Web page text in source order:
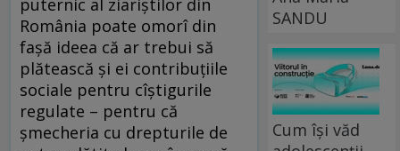
puternic al ziariştilor din
România poate omorî din
faşă ideea că ar trebui să
plătească şi ei contribuţiile
sociale pentru cîştigurile
regulate – pentru că
şmecheria cu drepturile de
SANDU
Cum își văd